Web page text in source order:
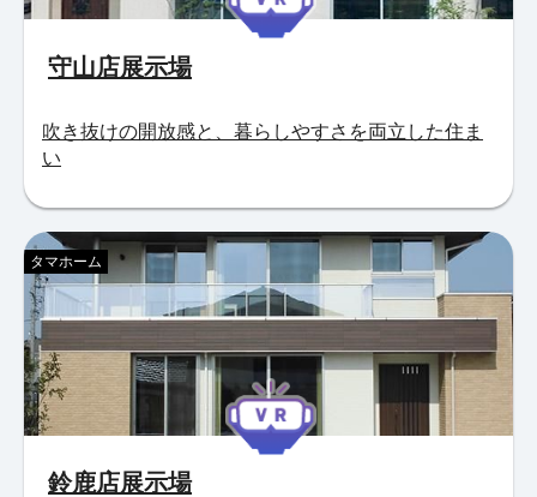
守山店展示場
吹き抜けの開放感と、暮らしやすさを両立した住ま
い
鈴鹿店展示場
タマホーム